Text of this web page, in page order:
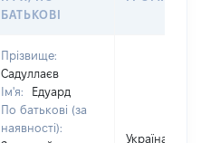
БАТЬКОВІ
Прізвище:
Садуллаєв
Ім'я:
Едуард
По батькові (за
наявності):
Україна